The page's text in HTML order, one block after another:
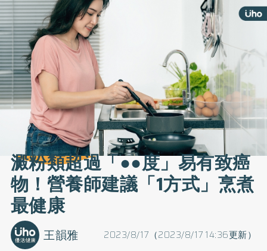
澱粉類超過「●●度」易有致癌
物！營養師建議「1方式」烹煮
最健康
2023/8/17（2023/8/17 14:36更新）
王韻雅